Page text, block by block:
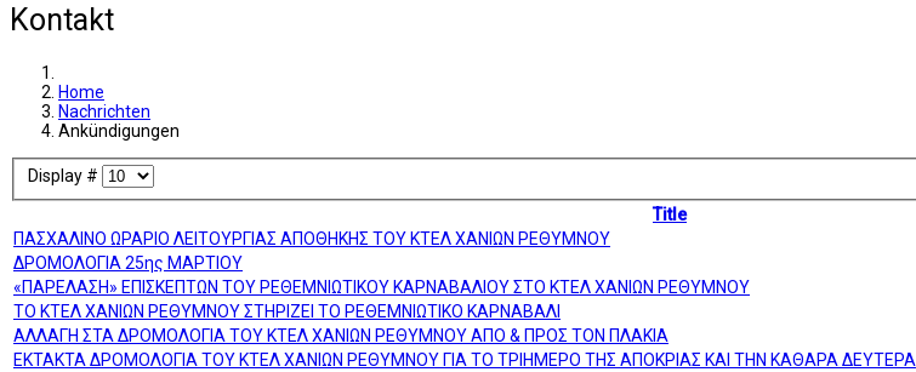
Kontakt
Home
Nachrichten
Ankündigungen
Display #
Title
ΠΑΣΧΑΛΙΝΟ ΩΡΑΡΙΟ ΛΕΙΤΟΥΡΓΙΑΣ ΑΠΟΘΗΚΗΣ ΤΟΥ ΚΤΕΛ ΧΑΝΙΩΝ ΡΕΘΥΜΝΟΥ
ΔΡΟΜΟΛΟΓΙΑ 25ης ΜΑΡΤΙΟΥ
«ΠΑΡΕΛΑΣΗ» ΕΠΙΣΚΕΠΤΩΝ ΤΟΥ ΡΕΘΕΜΝΙΩΤΙΚΟΥ ΚΑΡΝΑΒΑΛΙΟΥ ΣΤΟ ΚΤΕΛ ΧΑΝΙΩΝ ΡΕΘΥΜΝΟΥ
ΤΟ ΚΤΕΛ ΧΑΝΙΩΝ ΡΕΘΥΜΝΟΥ ΣΤΗΡΙΖΕΙ ΤΟ ΡΕΘΕΜΝΙΩΤΙΚΟ ΚΑΡΝΑΒΑΛΙ
ΑΛΛΑΓΗ ΣΤΑ ΔΡΟΜΟΛΟΓΙΑ ΤΟΥ ΚΤΕΛ ΧΑΝΙΩΝ ΡΕΘΥΜΝΟΥ ΑΠΟ & ΠΡΟΣ ΤΟΝ ΠΛΑΚΙΑ
ΕΚΤΑΚΤΑ ΔΡΟΜΟΛΟΓΙΑ ΤΟΥ ΚΤΕΛ ΧΑΝΙΩΝ ΡΕΘΥΜΝΟΥ ΓΙΑ ΤΟ ΤΡΙΗΜΕΡΟ ΤΗΣ ΑΠΟΚΡΙΑΣ ΚΑΙ ΤΗΝ ΚΑΘΑΡΑ ΔΕΥΤΕΡΑ